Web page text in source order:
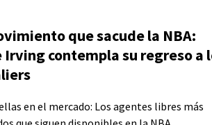
que sacude la NBA:
Irving contempla su regreso a